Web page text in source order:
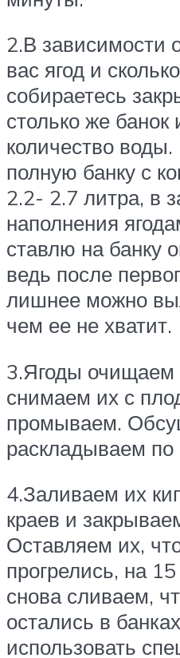
2.В зависимости
вас ягод и
собираетесь
столько же банок
количество
полную банку с
2.2- 2.7 литра, в
наполнения
ставлю на банку
ведь после
лишнее можно
чем ее не хватит.
3.Ягоды очищаем
снимаем их с
промываем.
раскладываем по
4.Заливаем их
краев и
Оставляем их,
прогрелись, на
снова сливаем,
остались в
использовать